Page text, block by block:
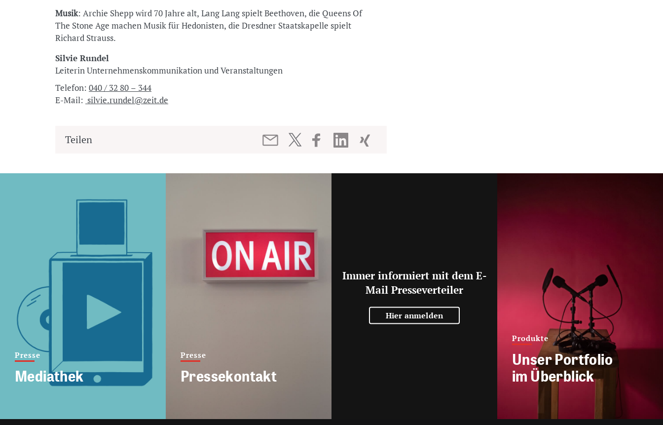
Musik: Archie Shepp wird 70 Jahre alt, Lang Lang spielt Beethoven, die Queens Of
The Stone Age machen Musik für Hedonisten, die Dresdner Staatskapelle spielt
Richard Strauss.
Silvie Rundel
Leiterin Unternehmenskommunikation und Veranstaltungen
Telefon: 040 / 32 80 – 344
E-Mail: silvie.rundel@zeit.de
Teilen
Presse
Mediathek
Presse
Pressekontakt
Immer informiert mit dem E-
Mail Presseverteiler
Hier anmelden
Produkte
Unser Portfolio
im Überblick